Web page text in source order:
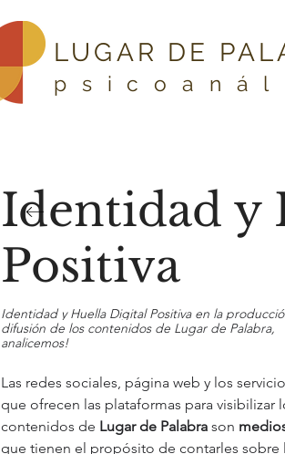
LUGAR DE
Identidad y
Positiva
Identidad y Huella Digital Positiva en la
difusión de los contenidos de Lugar de Palabra,
analicemos!
Las redes sociales, página web y los
que ofrecen las plataformas para visibilizar
contenidos de Lugar de Palabra son
que tienen el propósito de contarles sobre